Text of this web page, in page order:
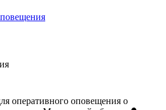
оперативного оповещения о